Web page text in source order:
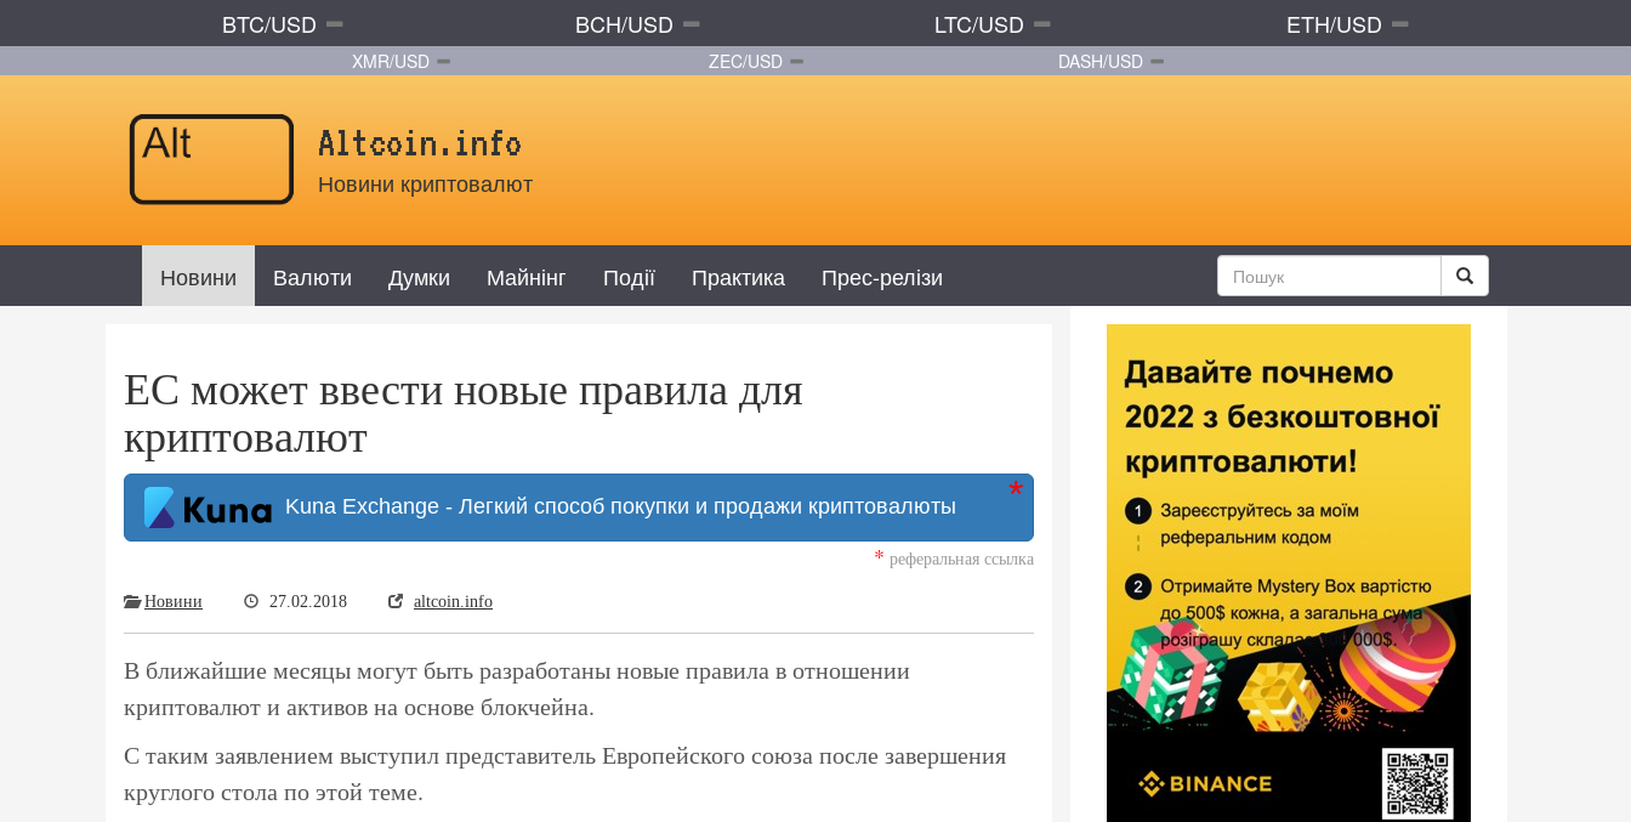
BTC/USD BCH/USD LTC/USD ETH/USD
XMR/USD ZEC/USD DASH/USD
Altcoin.info
Новини криптовалют
Новини Валюти Думки Майнінг Події Практика Прес-релізи
ЕС может ввести новые правила для
криптовалют
Kuna Exchange - Легкий способ покупки и продажи криптовалюты
* реферальная ссылка
Новини 27.02.2018 altcoin.info
В ближайшие месяцы могут быть разработаны новые правила в отношении
криптовалют и активов на основе блокчейна.
С таким заявлением выступил представитель Европейского союза после завершения
круглого стола по этой теме.